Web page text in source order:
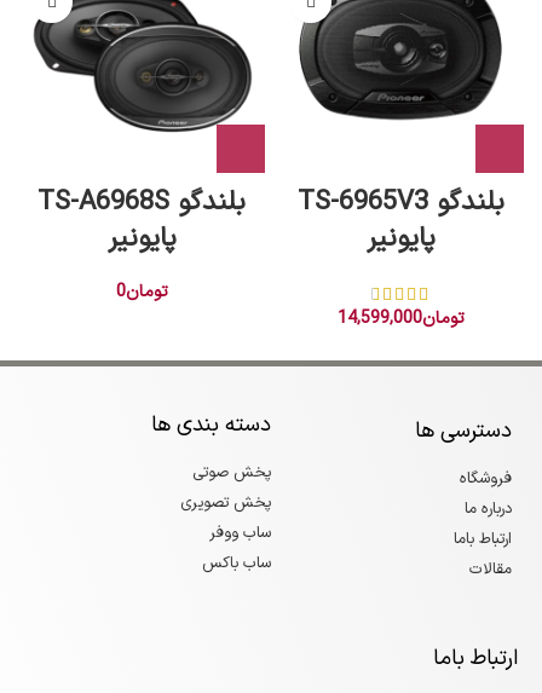
بلندگو TS-6965V3
پایونیر
تومان14,599,000
بلندگو TS-A6968S
پایونیر
تومان0
دسترسی ها
فروشگاه
درباره ما
ارتباط باما
مقالات
دسته بندی ها
پخش صوتی
پخش تصویری
ساب ووفر
ساب باکس
ارتباط باما